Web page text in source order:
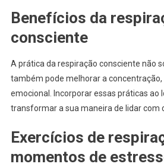
Benefícios da
consciente
A prática da respiração consciente não
também pode melhorar a concentração,
emocional. Incorporar essas práticas ao
transformar a sua maneira de lidar com
Exercícios de
momentos de